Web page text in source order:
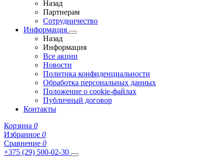
Назад
Партнерам
Сотрудничество
Информация
Назад
Информация
Все акции
Новости
Политика конфиденциальности
Обработка персональных данных
Положение о cookie-файлах
Публичный договор
Контакты
Корзина 0
Избранное 0
Сравнение 0
+375 (29) 500-02-30